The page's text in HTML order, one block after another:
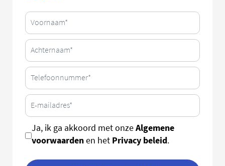
Ja, ik ga akkoord met onzeAlgemene
voorwaardenen het Privacy beleid.